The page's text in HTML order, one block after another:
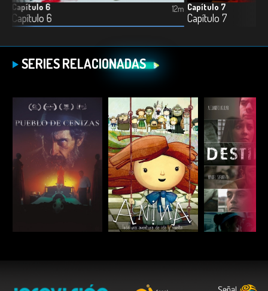
Capítulo 6
Capítulo 6
12m Capítulo 7
Capítulo 7
SERIES RELACIONADAS
ESCUCHAR